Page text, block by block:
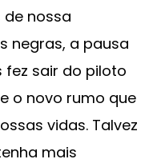
de nossa
negras, a pausa
fez sair do piloto
o novo rumo que
vidas. Talvez
mais